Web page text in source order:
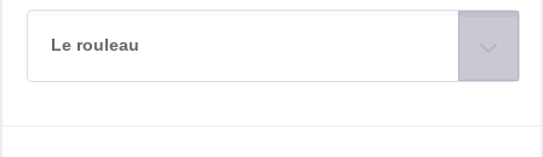
Le rouleau